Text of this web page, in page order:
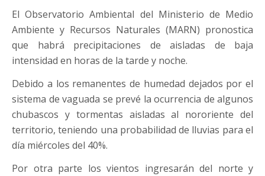
El Observatorio Ambiental del Ministerio de Medio
Ambiente y Recursos Naturales (MARN) pronostica
que habrá precipitaciones de aisladas de baja
intensidad en horas de la tarde y noche.
Debido a los remanentes de humedad dejados por el
sistema de vaguada se prevé la ocurrencia de algunos
chubascos y tormentas aisladas al nororiente del
territorio, teniendo una probabilidad de lluvias para el
día miércoles del 40%.
Por otra parte los vientos ingresarán del norte y